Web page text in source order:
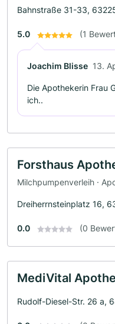
Bahnstraße 31-33,
5.0 (1
Joachim Blisse 13.
Die Apothekerin Frau
ich..
Forsthaus
Milchpumpenverleih ·
Dreiherrnsteinplatz 16,
0.0 (0
MediVital
Rudolf-Diesel-Str. 26 a,